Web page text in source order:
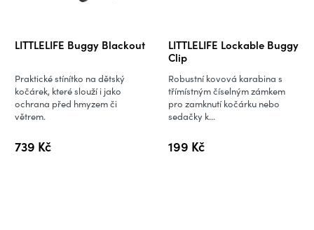
LITTLELIFE Buggy Blackout
739 Kč
Praktické stínítko na dětský
kočárek, které slouží i jako
ochrana před hmyzem či
větrem.
LITTLELIFE Lockable Buggy
Clip
199 Kč
Robustní kovová karabina s
třímístným číselným zámkem
pro zamknutí kočárku nebo
sedačky k...